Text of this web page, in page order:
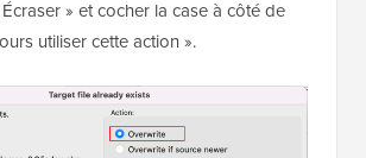
» et cocher la case à côté de
utiliser cette action ».